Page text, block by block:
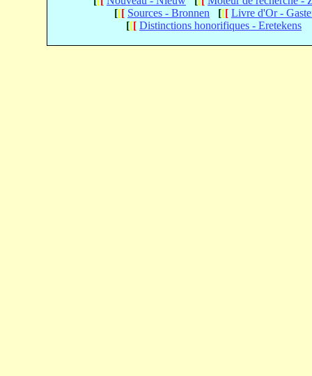
[[[ Sources - Bronnen [[[ Livre d'Or -
[[[ Distinctions honorifiques - Eretekens